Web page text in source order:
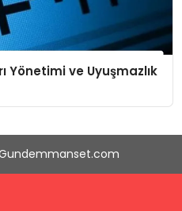
Yönetimi ve Uyuşmazlık